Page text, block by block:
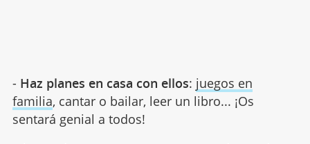
- Haz planes en casa con ellos: juegos en
familia, cantar o bailar, leer un libro... ¡Os
sentará genial a todos!